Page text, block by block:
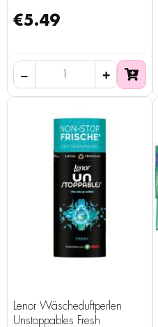
€5.49
Lenor Wäscheduftperlen
Unstoppables Fresh